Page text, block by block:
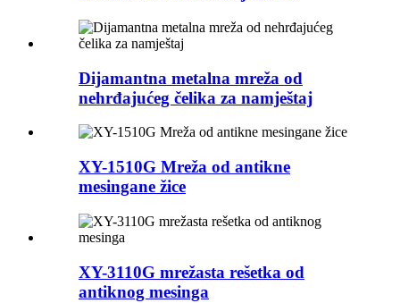
Dijamantna metalna mreža od
nehrđajućeg čelika za namještaj
XY-1510G Mreža od antikne
mesingane žice
XY-3110G mrežasta rešetka od
antiknog mesinga